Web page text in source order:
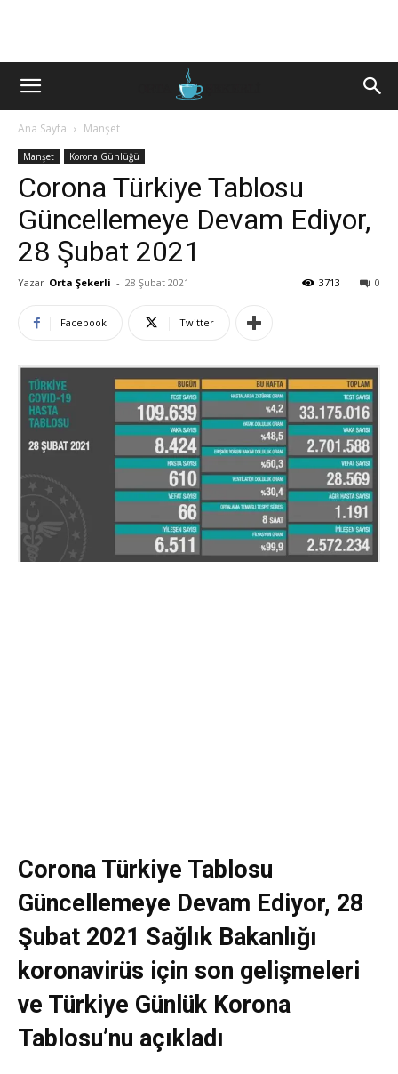
Ana Sayfa Manşet
Manşet Korona Günlüğü
Corona Türkiye Tablosu
Güncellemeye Devam Ediyor,
28 Şubat 2021
Yazar Orta Şekerli - 28 Şubat 2021 0
3713
Facebook Twitter
Corona Türkiye Tablosu
Güncellemeye Devam Ediyor, 28
Şubat 2021 Sağlık Bakanlığı
koronavirüs için son gelişmeleri
ve Türkiye Günlük Korona
Tablosu’nu açıkladı